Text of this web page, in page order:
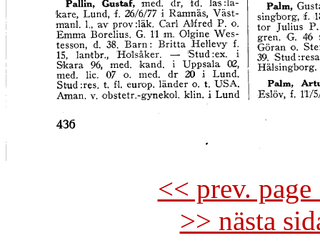
<< prev.
>> nästa